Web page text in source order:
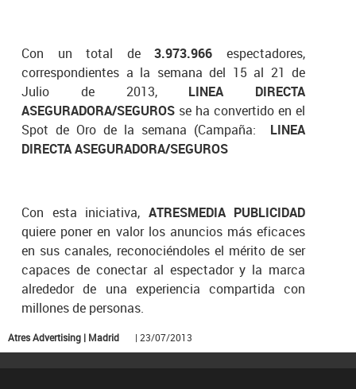
Con un total de3.973.966 espectadores,
correspondientes a la semana del 15 al 21 de
Julio de 2013, LINEA DIRECTA
ASEGURADORA/SEGUROS se ha convertido en el
Spot de Oro de la semana (Campaña: LINEA
DIRECTA ASEGURADORA/SEGUROS
Con esta iniciativa, ATRESMEDIA PUBLICIDAD
quiere poner en valor los anuncios más eficaces
en sus canales, reconociéndoles el mérito de ser
capaces de conectar al espectador y la marca
alrededor de una experiencia compartida con
millones de personas.
Atres Advertising | Madrid | 23/07/2013